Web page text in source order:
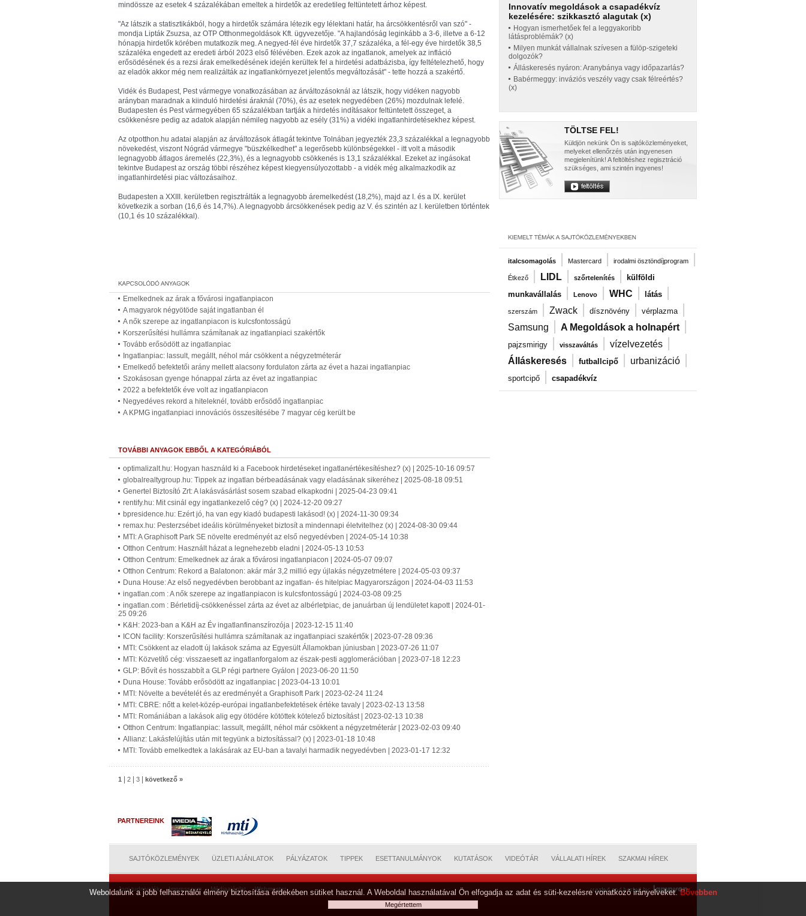
mindössze az esetek 4 százalékában emeltek a hirdetők az eredetileg feltüntetett árhoz képest.
"Az látszik a statisztikákból, hogy a hirdetők számára létezik egy lélektani határ, ha árcsökkentésről van szó" -
mondja Lipták Zsuzsa, az OTP Otthonmegoldások Kft. ügyvezetője. "A hajlandóság leginkább a 3-6, illetve a 6-12
hónapja hirdetők körében mutatkozik meg. A negyed-fél éve hirdetők 37,7 százaléka, a fél-egy éve hirdetők 38,5
százaléka engedett az eredeti árból 2023 első félévében. Ezek azok az ingatlanok, amelyek az infláció
erősödésének és a rezsi árak emelkedésének idején kerültek fel a hirdetési adatbázisba, így feltételezhető, hogy
az eladók akkor még nem realizálták az ingatlankörnyezet jelentős megváltozását" - tette hozzá a szakértő.
Vidék és Budapest, Pest vármegye vonatkozásában az árváltozásoknál az látszik, hogy vidéken nagyobb
arányban maradnak a kiinduló hirdetési áraknál (70%), és az esetek negyedében (26%) mozdulnak lefelé.
Budapesten és Pest vármegyében 65 százalékban tartják a hirdetés indításakor feltüntetett összeget, a
csökkenésre pedig az adatok alapján némileg nagyobb az esély (31%) a vidéki ingatlanhirdetésekhez képest.
Az otpotthon.hu adatai alapján az árváltozások átlagát tekintve Tolnában jegyezték 23,3 százalékkal a legnagyobb
növekedést, viszont Nógrád vármegye "büszkélkedhet" a legerősebb különbségekkel - itt volt a második
legnagyobb átlagos áremelés (22,3%), és a legnagyobb csökkenés is 13,1 százalékkal. Ezeket az ingásokat
tekintve Budapest az ország többi részéhez képest kiegyensúlyozottabb - a vidék még alkalmazkodik az
ingatlanhirdetési piac változásaihoz.
Budapesten a XXIII. kerületben regisztrálták a legnagyobb áremelkedést (18,2%), majd az I. és a IX. kerület
következik a sorban (16,6 és 14,7%). A legnagyobb árcsökkenések pedig az V. és szintén az I. kerületben történtek
(10,1 és 10 százalékkal).
Emelkednek az árak a fővárosi ingatlanpiacon
A magyarok négyötöde saját ingatlanban él
A nők szerepe az ingatlanpiacon is kulcsfontosságú
Korszerűsítési hullámra számítanak az ingatlanpiaci szakértők
Tovább erősödött az ingatlanpiac
Ingatlanpiac: lassult, megállt, néhol már csökkent a négyzetméterár
Emelkedő befektetői arány mellett alacsony fordulaton zárta az évet a hazai ingatlanpiac
Szokásosan gyenge hónappal zárta az évet az ingatlanpiac
2022 a befektetők éve volt az ingatlanpiacon
Negyedéves rekord a hiteleknél, tovább erősödő ingatlanpiac
A KPMG ingatlanpiaci innovációs összesítésébe 7 magyar cég került be
TOVÁBBI ANYAGOK EBBŐL A KATEGÓRIÁBÓL
optimalizalt.hu: Hogyan használd ki a Facebook hirdetéseket ingatlanértékesítéshez? (x) | 2025-10-16 09:57
globalrealtygroup.hu: Tippek az ingatlan bérbeadásának vagy eladásának sikeréhez | 2025-08-18 09:51
Genertel Biztosító Zrt: A lakásvásárlást sosem szabad elkapkodni | 2025-04-23 09:41
rentify.hu: Mit csinál egy ingatlankezelő cég? (x) | 2024-12-20 09:27
bpresidence.hu: Ezért jó, ha van egy kiadó budapesti lakásod! (x) | 2024-11-30 09:34
remax.hu: Pesterzsébet ideális körülményeket biztosít a mindennapi életvitelhez (x) | 2024-08-30 09:44
MTI: A Graphisoft Park SE növelte eredményét az első negyedévben | 2024-05-14 10:38
Otthon Centrum: Használt házat a legnehezebb eladni | 2024-05-13 10:53
Otthon Centrum: Emelkednek az árak a fővárosi ingatlanpiacon | 2024-05-07 09:07
Otthon Centrum: Rekord a Balatonon: akár már 3,2 millió egy újlakás négyzetmétere | 2024-05-03 09:37
Duna House: Az első negyedévben berobbant az ingatlan- és hitelpiac Magyarországon | 2024-04-03 11:53
ingatlan.com : A nők szerepe az ingatlanpiacon is kulcsfontosságú | 2024-03-08 09:25
ingatlan.com : Bérletidíj-csökkenéssel zárta az évet az albérletpiac, de januárban új lendületet kapott | 2024-01-
25 09:26
K&H: 2023-ban a K&H az Év ingatlanfinanszírozója | 2023-12-15 11:40
ICON facility: Korszerűsítési hullámra számítanak az ingatlanpiaci szakértők | 2023-07-28 09:36
MTI: Csökkent az eladott új lakások száma az Egyesült Államokban júniusban | 2023-07-26 11:07
MTI: Közvetítő cég: visszaesett az ingatlanforgalom az észak-pesti agglomerációban | 2023-07-18 12:23
GLP: Bővít és hosszabbít a GLP régi partnere Gyálon | 2023-06-20 11:50
Duna House: Tovább erősödött az ingatlanpiac | 2023-04-13 10:01
MTI: Növelte a bevételét és az eredményét a Graphisoft Park | 2023-02-24 11:24
MTI: CBRE: nőtt a kelet-közép-európai ingatlanbefektetések értéke tavaly | 2023-02-13 13:58
MTI: Romániában a lakások alig egy ötödére kötöttek kötelező biztosítást | 2023-02-13 10:38
Otthon Centrum: Ingatlanpiac: lassult, megállt, néhol már csökkent a négyzetméterár | 2023-02-03 09:40
Allianz: Lakásfelújítás után mit tegyünk a biztosítással? (x) | 2023-01-18 10:48
MTI: Tovább emelkedtek a lakásárak az EU-ban a tavalyi harmadik negyedévben | 2023-01-17 12:32
1 2 3 következő »
Innovatív megoldások a csapadékvíz
kezelésére: szikkasztó alagutak (x)
Hogyan ismerhetőek fel a leggyakoribb
látásproblémák? (x)
Milyen munkát vállalnak szívesen a fülöp-szigeteki
dolgozók?
Álláskeresés nyáron: Aranybánya vagy időpazarlás?
Babérmeggy: inváziós veszély vagy csak félreértés?
(x)
TÖLTSE FEL!
Küldjön nekünk Ön is sajtóközleményeket,
melyeket ellenőrzés után ingyenesen
megjelenítünk! A feltöltéshez regisztráció
szükséges, ami szintén ingyenes!
italcsomagolás | Mastercard | irodalmi ösztöndíjprogram |
Étkező | LIDL | szőrtelenítés |
külföldi
munkavállalás | Lenovo | WHC | látás |
szerszám | Zwack | dísznövény | vérplazma |
Samsung | A Megoldások a holnapért |
pajzsmirigy | visszaváltás | vízelvezetés |
Álláskeresés | futballcipő | urbanizáció |
sportcipő | csapadékvíz
PARTNEREINK
SAJTÓKÖZLEMÉNYEK ÜZLETI AJÁNLATOK PÁLYÁZATOK TIPPEK ESETTANULMÁNYOK KUTATÁSOK VIDEÓTÁR VÁLLALATI HÍREK SZAKMAI HÍREK
Jogi tudnivalók Impresszum Médiaajánlat Webmester
Weboldalunk a jobb felhasználói élmény biztosítása érdekében sütiket használ. A Weboldal használatával Ön elfogadja az adat és süti-kezelésre vonatkozó irányelveket.Bővebben